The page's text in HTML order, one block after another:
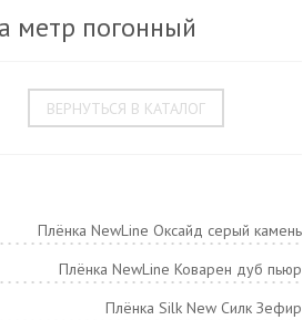
метр погонный
ВЕРНУТЬСЯ В КАТАЛОГ
Плёнка NewLine Оксайд серый камень
Плёнка NewLine Коварен дуб пьюр
Плёнка Silk New Силк Зефир